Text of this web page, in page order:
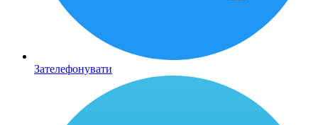
Зателефонувати